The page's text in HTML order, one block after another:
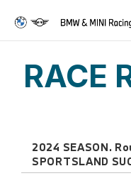
RACE
2024 SEASON.
SPORTSLAND